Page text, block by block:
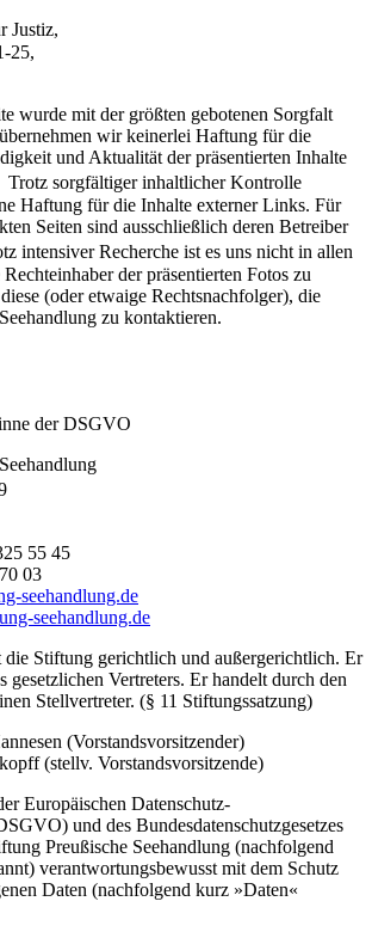
Justiz,
25,
wurde mit der größten gebotenen Sorgfalt
wir keinerlei Haftung für die
und Aktualität der präsentierten Inhalte
sorgfältiger inhaltlicher Kontrolle
Haftung für die Inhalte externer Links. Für
Seiten sind ausschließlich deren Betreiber
intensiver Recherche ist es uns nicht in allen
der präsentierten Fotos zu
(oder etwaige Rechtsnachfolger), die
zu kontaktieren.
der DSGVO
55 45
03
seehandlung.de
seehandlung.de
Stiftung gerichtlich und außergerichtlich. Er
gesetzlichen Vertreters. Er handelt durch den
Stellvertreter. (§ 11 Stiftungssatzung)
(Vorstandsvorsitzender)
(stellv. Vorstandsvorsitzende)
Europäischen Datenschutz-
und des Bundesdatenschutzgesetzes
Preußische Seehandlung (nachfolgend
verantwortungsbewusst mit dem Schutz
Daten (nachfolgend kurz »Daten«